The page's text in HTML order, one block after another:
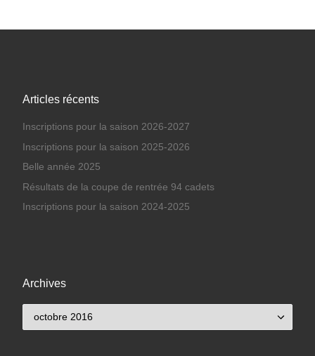
Articles récents
Inscriptions pour la saison 2026-2027
Inscriptions pour la saison 2025-2026
Belle année 2025
Résultats de la coupe de rentrée 94 cadets
Inscriptions pour la saison 2024-2025
Archives